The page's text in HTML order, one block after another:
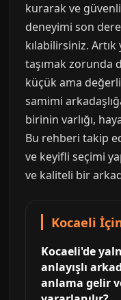
kurarak ve
deneyimi son
kılabilirsiniz. Artık
taşımak zorunda
küçük ama değerli
samimi
birinin varlığı,
Bu rehberi takip
ve keyifli seçimi
ve kaliteli bir
Kocaeli
Kocaeli'de
anlayışlı
anlama gelir